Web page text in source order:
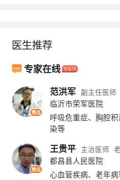
更安全。
2010-11-30
举报/反馈
本内容不能代替面诊，如有不适请
医生推荐
专家在线
精选
范洪军 副主任医师
临沂市荣军医院
呼吸危重症、胸腔
染等
精选
王贵平 主治医师
都昌县人民医院
心血管疾病、老年病